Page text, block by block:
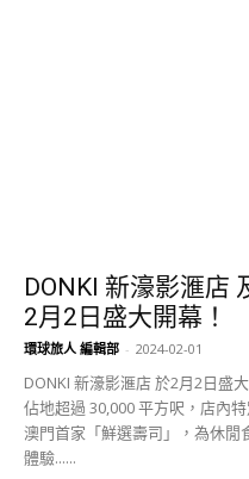
DONKI 新濠影滙店
2月2日盛大開幕！
環球旅人 編輯部 - 2024-02-01
DONKI 新濠影滙店 於2月2日盛
佔地超過 30,000 平方呎，店內
澳門首家「鮮選壽司」，為休
體驗......